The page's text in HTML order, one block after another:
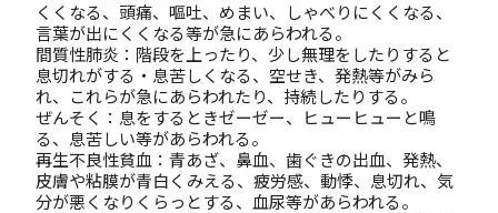
くくなる、頭痛、嘔吐、めまい、しゃべりにくくなる、
言葉が出にくくなる等が急にあらわれる。
間質性肺炎：階段を上ったり、少し無理をしたりすると
息切れがする・息苦しくなる、空せき、発熱等がみら
れ、これらが急にあらわれたり、持続したりする。
ぜんそく：息をするときゼーゼー、ヒューヒューと鳴
る、息苦しい等があらわれる。
再生不良性貧血：青あざ、鼻血、歯ぐきの出血、発熱、
皮膚や粘膜が青白くみえる、疲労感、動悸、息切れ、気
分が悪くなりくらっとする、血尿等があらわれる。